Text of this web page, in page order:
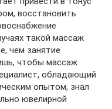
восстановить
такой массаж
чем занятие
чтобы массаж
обладающий
опытом, знал
ювелирной